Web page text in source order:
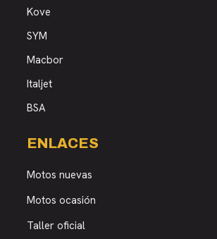
Kove
SYM
Macbor
Italjet
BSA
ENLACES
Motos nuevas
Motos ocasión
Taller oficial